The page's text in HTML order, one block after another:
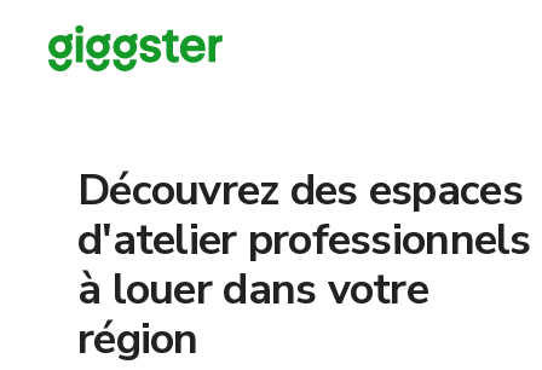
Découvrez des espaces
d'atelier professionnels
à louer dans votre
région